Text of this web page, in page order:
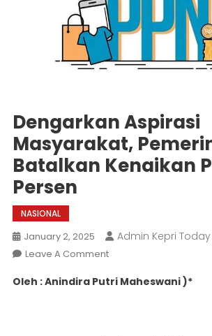
Dengarkan Aspirasi
Masyarakat,
Batalkan Kenaikan
Persen
NASIONAL
January 2, 2025 Admin Kepri Today
Leave A CommentOn
Aspirasi
Oleh : Anindira Putri Maheswani )*